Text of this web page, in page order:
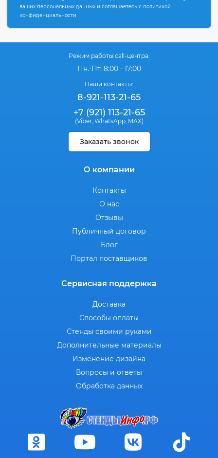
ваших персональных данных и соглашаетесь с политикой
конфиденциальности
Режим работы call-центра:
Пн.-Пт. 8:00 - 17:00
Наши контакты:
8-921-113-21-65
+7 (921) 113-21-65
(Viber, WhatsApp, MAX)
Заказать звонок
О компании
Контакты
О нас
Отзывы
Публичный договор
Блог
Портал поставщиков
Сервисная поддержка
Доставка
Способы оплаты
Стенды своими руками
Дополнительные материалы
Изменение дизайна
Вопросы и ответы
Обработка данных